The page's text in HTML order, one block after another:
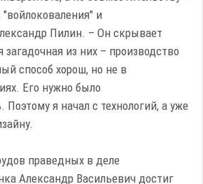
и
Пилин. – Он скрывает
из них – производство
способ хорош, но не в
Его нужно было
Поэтому я начал с технологий, а уже
праведных в деле
Александр Васильевич достиг